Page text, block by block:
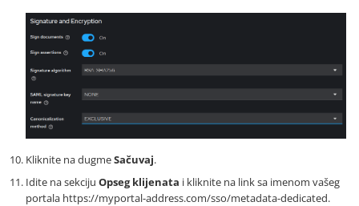
Kliknite na dugmeSačuvaj.
Idite na sekciju Opseg klijenata i kliknite na link sa imenom vašeg
portala https://myportal-address.com/sso/metadata-dedicated.